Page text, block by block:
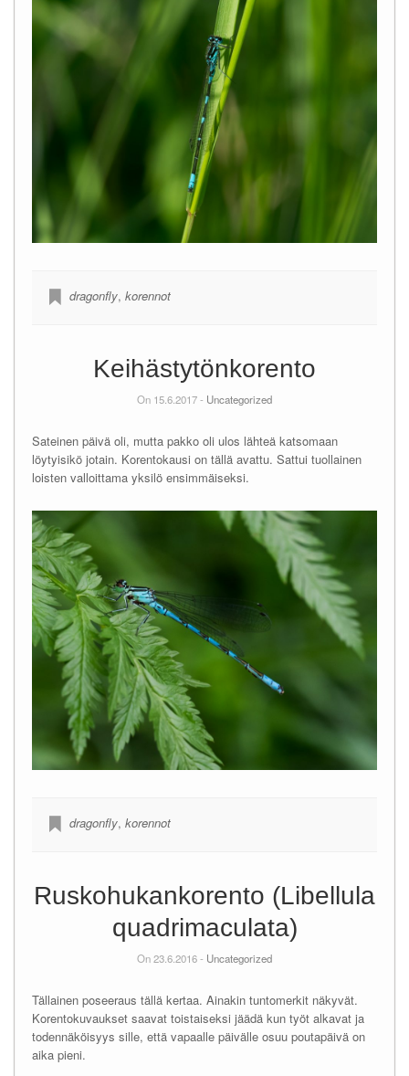
dragonfly, korennot
Keihästytönkorento
On 15.6.2017 - Uncategorized
Sateinen päivä oli, mutta pakko oli ulos lähteä katsomaan
löytyisikö jotain. Korentokausi on tällä avattu. Sattui tuollainen
loisten valloittama yksilö ensimmäiseksi.
dragonfly, korennot
Ruskohukankorento (Libellula
quadrimaculata)
On 23.6.2016 - Uncategorized
Tällainen poseeraus tällä kertaa. Ainakin tuntomerkit näkyvät.
Korentokuvaukset saavat toistaiseksi jäädä kun työt alkavat ja
todennäköisyys sille, että vapaalle päivälle osuu poutapäivä on
aika pieni.